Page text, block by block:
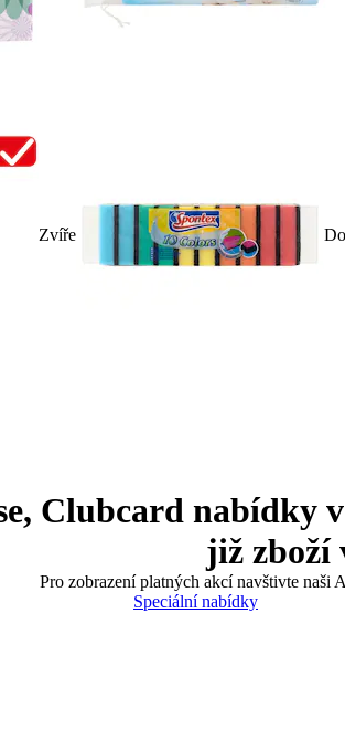
Zvíře
Clubcard nabídky
již zboží
Pro zobrazení platných akcí navštivte naši
Speciální nabídky